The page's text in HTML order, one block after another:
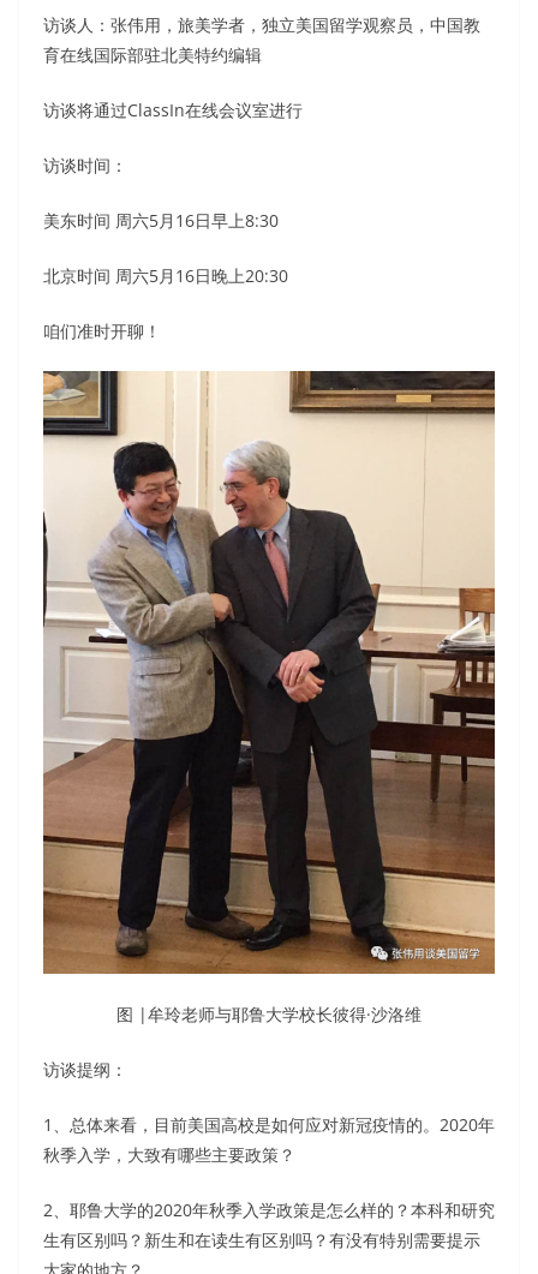
访谈人：张伟用，旅美学者，独立美国留学观察员，中国教
育在线国际部驻北美特约编辑
访谈将通过ClassIn在线会议室进行
访谈时间：
美东时间 周六5月16日早上8:30
北京时间 周六5月16日晚上20:30
咱们准时开聊！
图 |牟玲老师与耶鲁大学校长彼得·沙洛维
访谈提纲：
1、总体来看，目前美国高校是如何应对新冠疫情的。2020年
秋季入学，大致有哪些主要政策？
2、耶鲁大学的2020年秋季入学政策是怎么样的？本科和研究
生有区别吗？新生和在读生有区别吗？有没有特别需要提示
大家的地方？